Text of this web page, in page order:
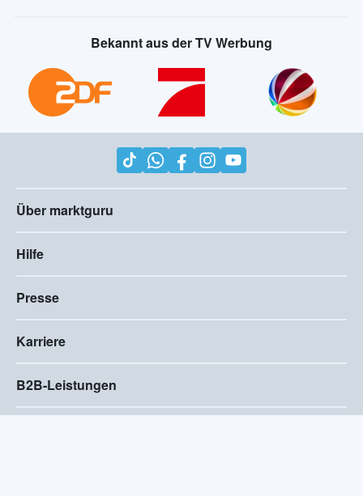
Bekannt aus der TV Werbung
Über marktguru
Hilfe
Presse
Karriere
B2B-Leistungen